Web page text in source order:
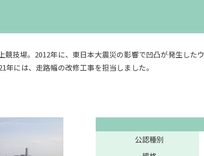
技場。2012年に、東日本大震災の影響で凹凸が発生した
年には、走路幅の改修工事を担当しました。
公認種別